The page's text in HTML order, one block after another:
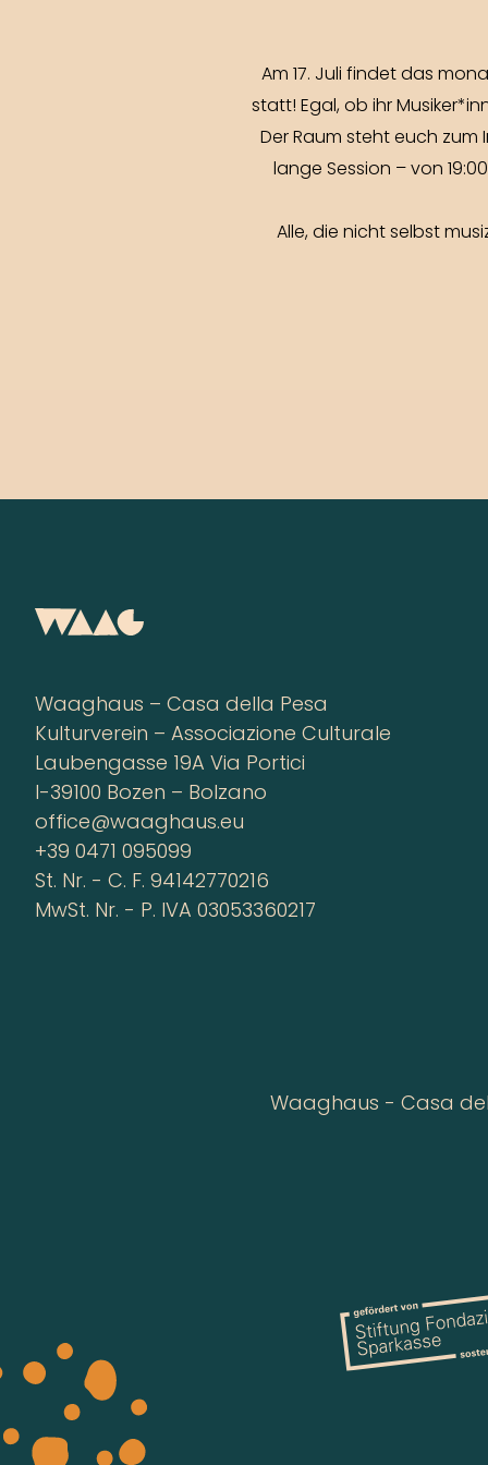
Am 17. Juli findet das
statt! Egal, ob ihr
Der Raum steht euch
lange Session – von
Alle, die nicht selbst
Waaghaus – Casa della Pesa
Kulturverein – Associazione Culturale
Laubengasse 19A Via Portici
I-39100 Bozen – Bolzano
office@waaghaus.eu
+39 0471 095099
St. Nr. - C. F. 94142770216
MwSt. Nr. - P. IVA 03053360217
Waaghaus - Casa